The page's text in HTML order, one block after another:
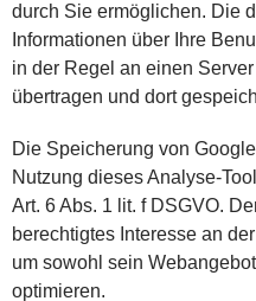
durch Sie ermöglichen. Die
Informationen über Ihre
in der Regel an einen
übertragen und dort
Die Speicherung von
Nutzung dieses Analyse-
Art. 6 Abs. 1 lit. f DSGVO.
berechtigtes Interesse an
um sowohl sein
optimieren.